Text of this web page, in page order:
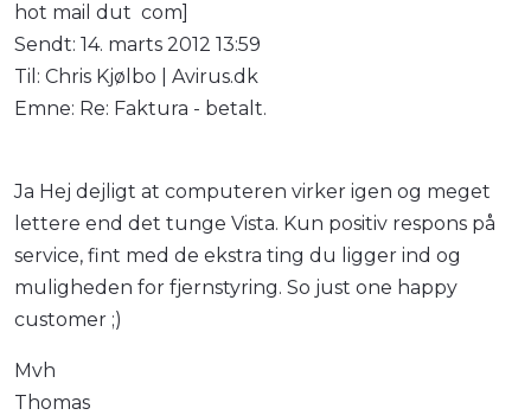
hot mail dut com]
Sendt: 14. marts 2012 13:59
Til: Chris Kjølbo | Avirus.dk
Emne: Re: Faktura - betalt.
Ja Hej dejligt at computeren virker igen og meget
lettere end det tunge Vista. Kun positiv respons på
service, fint med de ekstra ting du ligger ind og
muligheden for fjernstyring. So just one happy
customer ;)
Mvh
Thomas